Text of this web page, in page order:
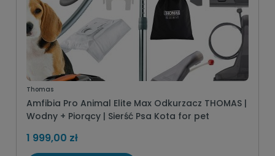
Thomas
Amfibia Pro Animal Elite Max Odkurzacz THOMAS |
Wodny + Piorący | Sierść Psa Kota for pet
1 999,00 zł